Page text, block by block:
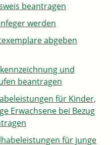
beantragen
werden
abgeben
und
beantragen
für Kinder,
Erwachsene bei Bezug
für junge